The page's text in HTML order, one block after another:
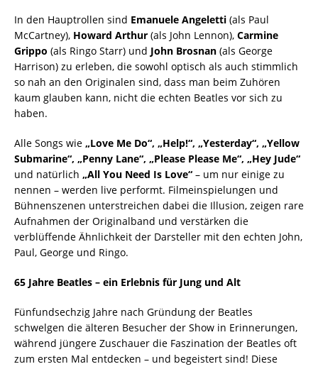
In den Hauptrollen sind Emanuele Angeletti (als Paul
McCartney), Howard Arthur (als John Lennon), Carmine
Grippo (als Ringo Starr) und John Brosnan (als George
Harrison) zu erleben, die sowohl optisch als auch stimmlich
so nah an den Originalen sind, dass man beim Zuhören
kaum glauben kann, nicht die echten Beatles vor sich zu
haben.
Alle Songs wie „Love Me Do“, „Help!“, „Yesterday“, „Yellow
Submarine“, „Penny Lane“, „Please Please Me“, „Hey Jude“
und natürlich „All You Need Is Love“ – um nur einige zu
nennen – werden live performt. Filmeinspielungen und
Bühnenszenen unterstreichen dabei die Illusion, zeigen rare
Aufnahmen der Originalband und verstärken die
verblüffende Ähnlichkeit der Darsteller mit den echten John,
Paul, George und Ringo.
65 Jahre Beatles – ein Erlebnis für Jung und Alt
Fünfundsechzig Jahre nach Gründung der Beatles
schwelgen die älteren Besucher der Show in Erinnerungen,
während jüngere Zuschauer die Faszination der Beatles oft
zum ersten Mal entdecken – und begeistert sind! Diese